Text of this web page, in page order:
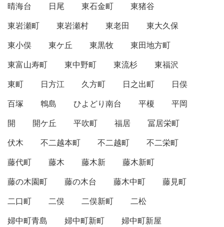
晴海台 日尾 東石金町
東猪谷
東岩瀬町
東岩瀬村 東老田
東大久保
東小俣
東ケ丘 東黒牧
東田地方町
東富山寿町
東中野町 東流杉
東福沢
東町
日方江 久方町 日之出町
日俣
百塚
鵯島 ひよどり南台 平榎
平岡
開
開ケ丘 平吹町 福居
冨居栄町
伏木
不二越本町 不二越町
不二栄町
藤代町
藤木 藤木新
藤木新町
藤の木園町
藤の木台 藤木中町
藤見町
二口町
二俣 二俣新町
二松
婦中町青島
婦中町新町
婦中町新屋